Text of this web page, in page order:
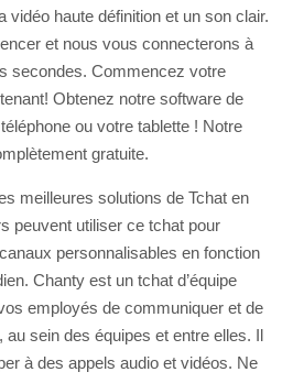
vidéo haute définition et un son clair.
et nous vous connecterons à
secondes. Commencez votre
Obtenez notre software de
ou votre tablette ! Notre
gratuite.
meilleures solutions de Tchat en
peuvent utiliser ce tchat pour
personnalisables en fonction
Chanty est un tchat d’équipe
employés de communiquer et de
sein des équipes et entre elles. Il
à des appels audio et vidéos. Ne